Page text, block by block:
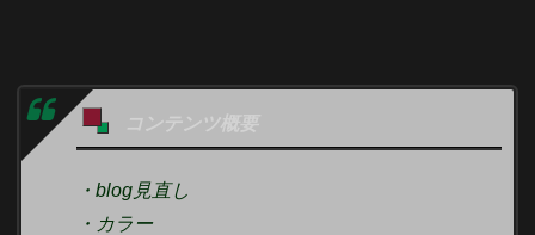
コンテンツ概要
・blog見直し
・カラー